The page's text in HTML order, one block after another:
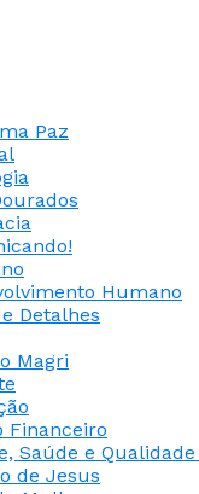
Paz
Humano
Detalhes
Magri
Financeiro
Saúde e
de Jesus